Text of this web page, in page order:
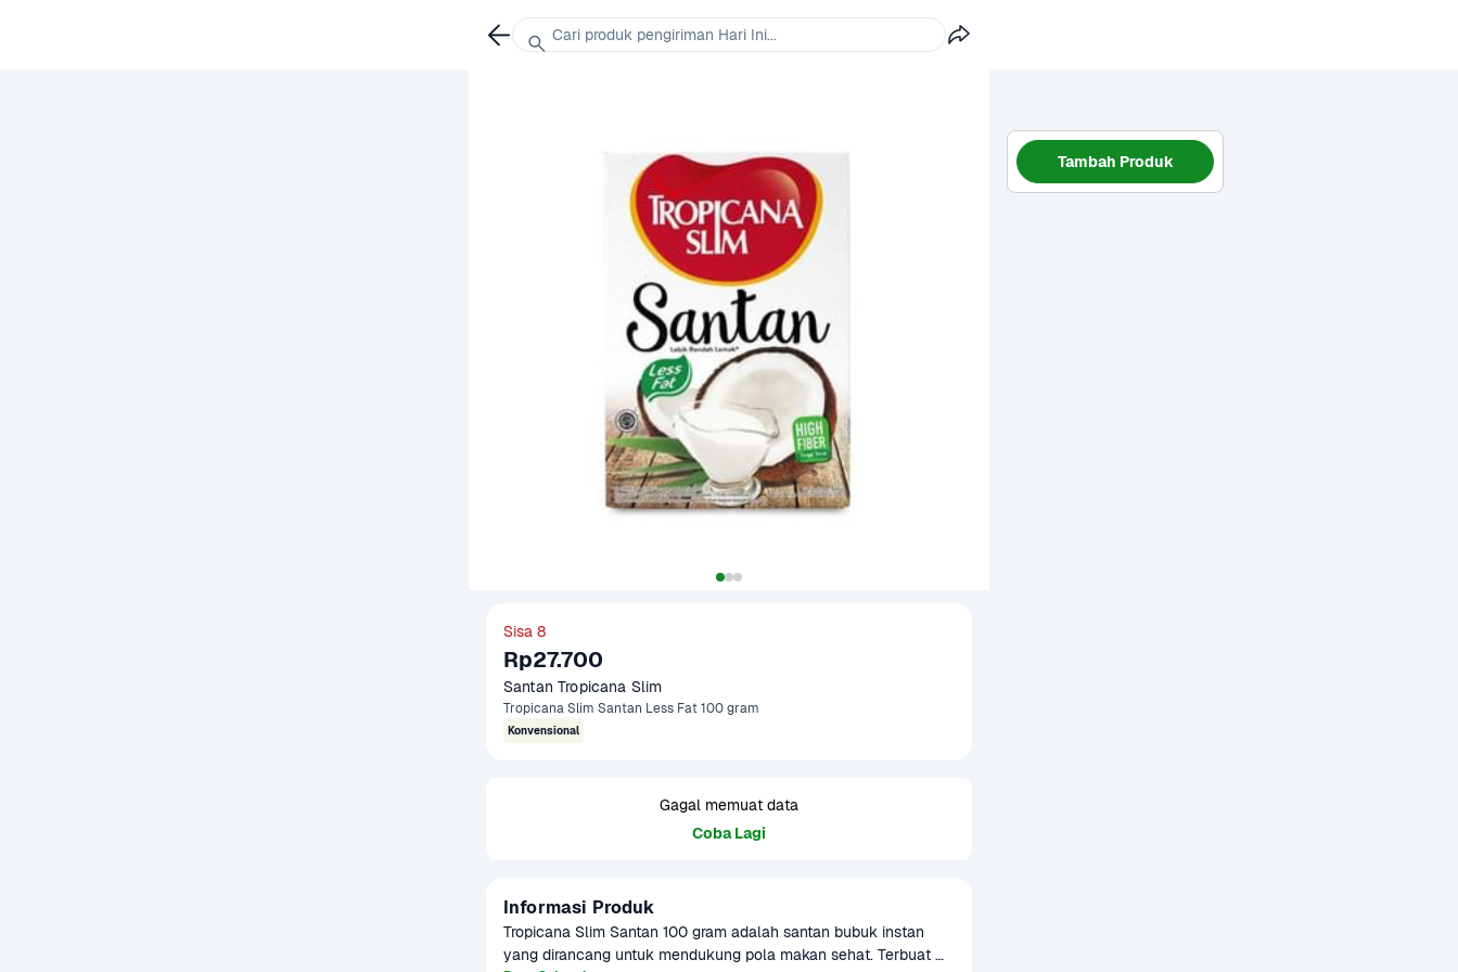
Sisa 8
Rp27.700
Santan Tropicana Slim
Tropicana Slim Santan Less Fat 100 gram
Konvensional
Gagal memuat data
Coba Lagi
Informasi Produk
Tropicana Slim Santan 100 gram adalah santan bubuk instan
yang dirancang untuk mendukung pola makan sehat. Terbuat
Tambah Produk
Cari produk pengiriman Hari Ini...